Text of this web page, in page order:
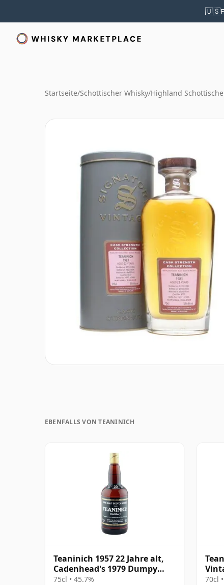
🇺🇸
Startseite/Schottischer Whisky/Highland
EBENFALLS VON TEANINICH
Teaninich 1957 22 Jahre alt,
Cadenhead's 1979 Dumpy
Bottling
75cl • 45.7% 70cl